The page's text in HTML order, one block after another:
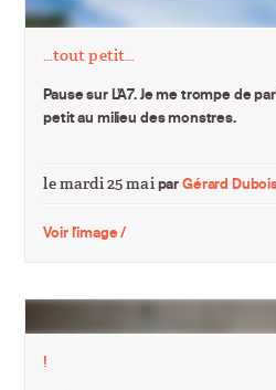
…tout petit…
Pause sur L’A7. Je me trompe de
petit au milieu des monstres.
le mardi 25 mai parGérard
Voir l'image /
!